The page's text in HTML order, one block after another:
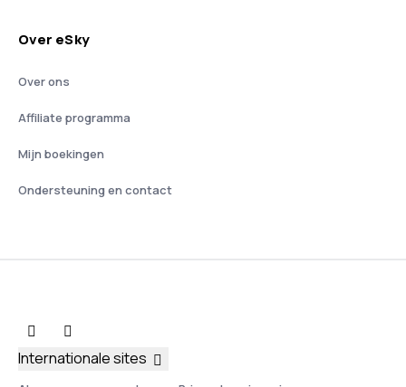
Over eSky
Over ons
Affiliate programma
Mijn boekingen
Ondersteuning en contact
Internationale sites